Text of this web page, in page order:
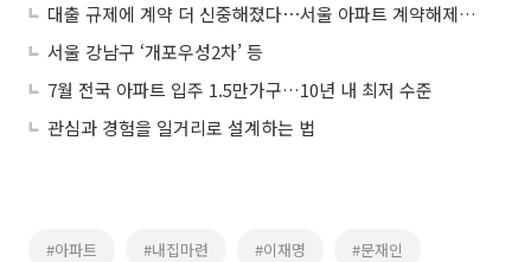
대출 규제에 계약 더 신중해졌다⋯서울 아파트 계약해제율 '뚝'
서울 강남구 ‘개포우성2차’ 등
7월 전국 아파트 입주 1.5만가구…10년 내 최저 수준
관심과 경험을 일거리로 설계하는 법
#아파트 #내집마련 #이재명 #문재인